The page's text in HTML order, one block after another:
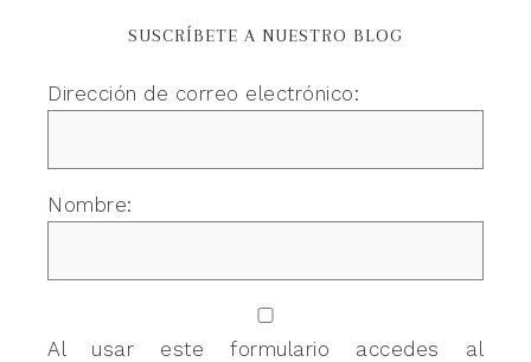
SUSCRÍBETE A NUESTRO BLOG
Dirección de correo electrónico:
Nombre:
Al usar este formulario accedes al